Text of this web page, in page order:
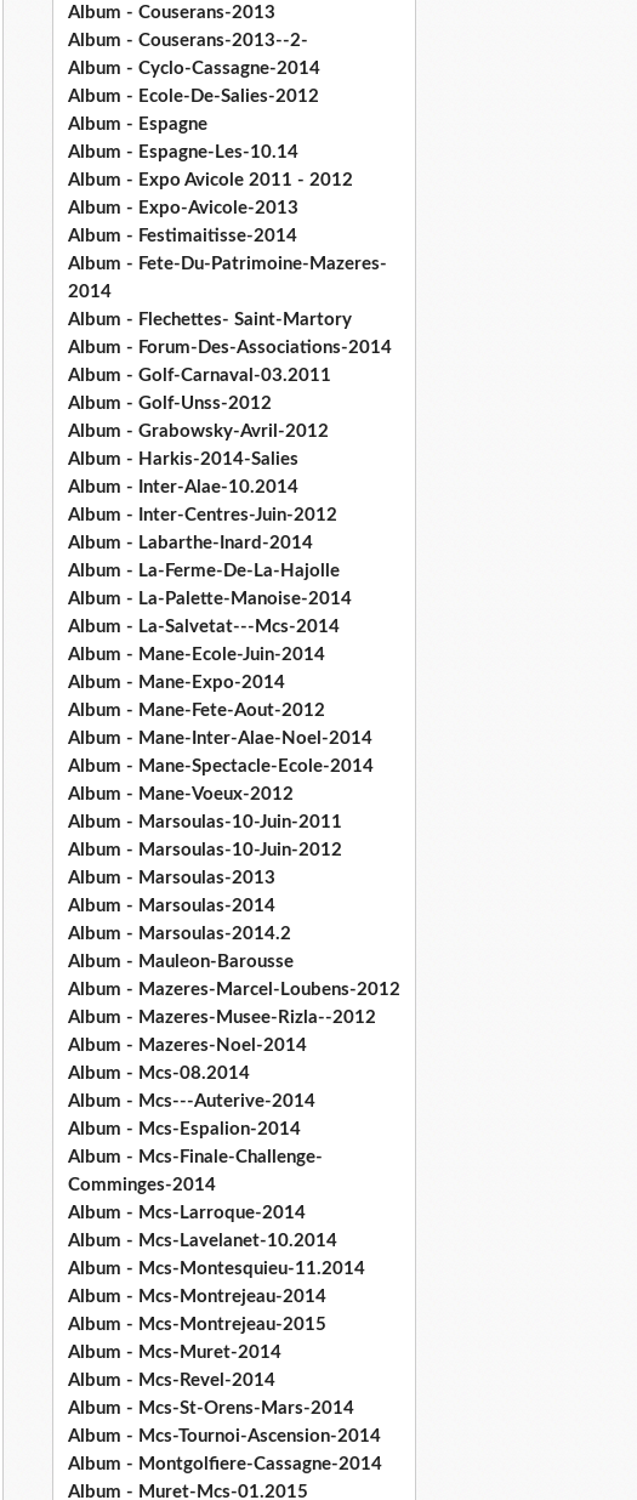
Album - Couserans-2013
Album - Couserans-2013--2-
Album - Cyclo-Cassagne-2014
Album - Ecole-De-Salies-2012
Album - Espagne
Album - Espagne-Les-10.14
Album - Expo Avicole 2011 - 2012
Album - Expo-Avicole-2013
Album - Festimaitisse-2014
Album - Fete-Du-Patrimoine-Mazeres-
2014
Album - Flechettes- Saint-Martory
Album - Forum-Des-Associations-2014
Album - Golf-Carnaval-03.2011
Album - Golf-Unss-2012
Album - Grabowsky-Avril-2012
Album - Harkis-2014-Salies
Album - Inter-Alae-10.2014
Album - Inter-Centres-Juin-2012
Album - Labarthe-Inard-2014
Album - La-Ferme-De-La-Hajolle
Album - La-Palette-Manoise-2014
Album - La-Salvetat---Mcs-2014
Album - Mane-Ecole-Juin-2014
Album - Mane-Expo-2014
Album - Mane-Fete-Aout-2012
Album - Mane-Inter-Alae-Noel-2014
Album - Mane-Spectacle-Ecole-2014
Album - Mane-Voeux-2012
Album - Marsoulas-10-Juin-2011
Album - Marsoulas-10-Juin-2012
Album - Marsoulas-2013
Album - Marsoulas-2014
Album - Marsoulas-2014.2
Album - Mauleon-Barousse
Album - Mazeres-Marcel-Loubens-2012
Album - Mazeres-Musee-Rizla--2012
Album - Mazeres-Noel-2014
Album - Mcs-08.2014
Album - Mcs---Auterive-2014
Album - Mcs-Espalion-2014
Album - Mcs-Finale-Challenge-
Comminges-2014
Album - Mcs-Larroque-2014
Album - Mcs-Lavelanet-10.2014
Album - Mcs-Montesquieu-11.2014
Album - Mcs-Montrejeau-2014
Album - Mcs-Montrejeau-2015
Album - Mcs-Muret-2014
Album - Mcs-Revel-2014
Album - Mcs-St-Orens-Mars-2014
Album - Mcs-Tournoi-Ascension-2014
Album - Montgolfiere-Cassagne-2014
Album - Muret-Mcs-01.2015